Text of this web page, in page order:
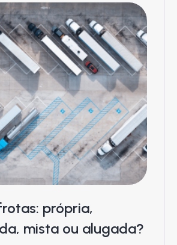
própria,
mista ou alugada?